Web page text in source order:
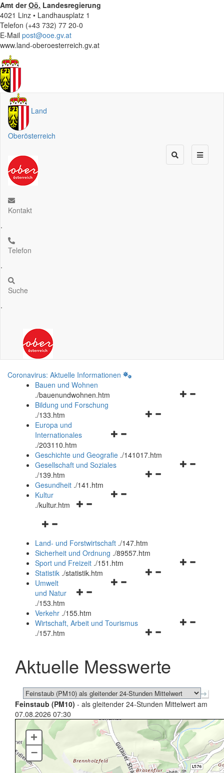
Amt derOö. Landesregierung
4021 Linz • Landhausplatz 1
Telefon (+43 732) 77 20-0
E-Mail post@ooe.gv.at
www.land-oberoesterreich.gv.at
Land
Oberösterreich
Kontakt
.
Telefon
.
Suche
.
Coronavirus: Aktuelle Informationen
Bauen und Wohnen
./bauenundwohnen.htm
Navigationsmenü
Bildung und Forschung
./133.htm
Navigationsmenü
und
schließen
Europa und
Internationales
./203110.htm
Geschichte und Geografie ./141017.htm
Navigationsmenü
Gesellschaft und Soziales
./139.htm
Navigationsmenü
Gesundheit ./141.htm
Navigationsmenü
Kultur
./kultur.htm
Navigationsmenü
und
schließen
Land- und Forstwirtschaft ./147.htm
Sicherheit und Ordnung ./89557.htm
Navigationsmenü
Sport und Freizeit ./151.htm
Navigationsmenü
Statistik ./statistik.htm
Navigationsmenü
und
schließen
Umwelt
und Natur
./153.htm
Verkehr ./155.htm
Navigationsmenü
schließen
Wirtschaft, Arbeit und Tourismus
./157.htm
Aktuelle Messwerte
Feinstaub (PM10) - als gleitender 24-Stunden Mittelwert am
07.08.2026 07:30
+
–